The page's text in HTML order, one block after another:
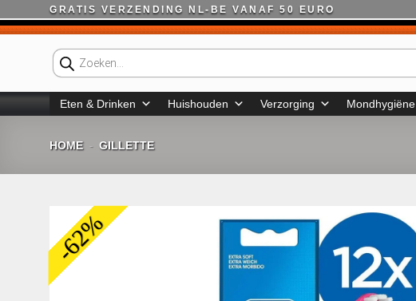
naar
GRATIS VERZENDING NL-BE VANAF 50 EURO
Producten
zoeken
Eten & Drinken Huishouden Verzorging Mondhygiëne
HOME - GILLETTE
-62%